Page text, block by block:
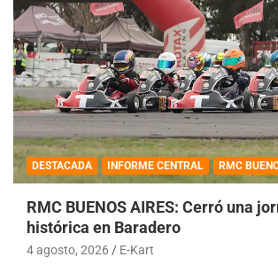
DESTACADA INFORME CENTRAL RMC
RMC BUENOS AIRES: Cerró una
histórica en Baradero
4 agosto, 2026 E-Kart